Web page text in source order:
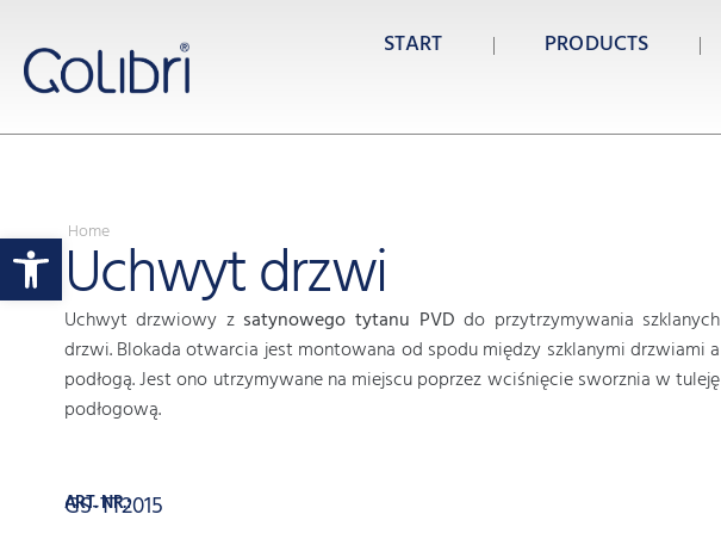
Otwórz pasek narzędzi
START PRODUCTS
Home
Uchwyt drzwi
Uchwyt drzwiowy z satynowego tytanu PVD do przytrzymywania szklanych
drzwi. Blokada otwarcia jest montowana od spodu między szklanymi drzwiami a
podłogą. Jest ono utrzymywane na miejscu poprzez wciśnięcie sworznia w tuleję
podłogową.
ART. NR.:
GS-TT2015